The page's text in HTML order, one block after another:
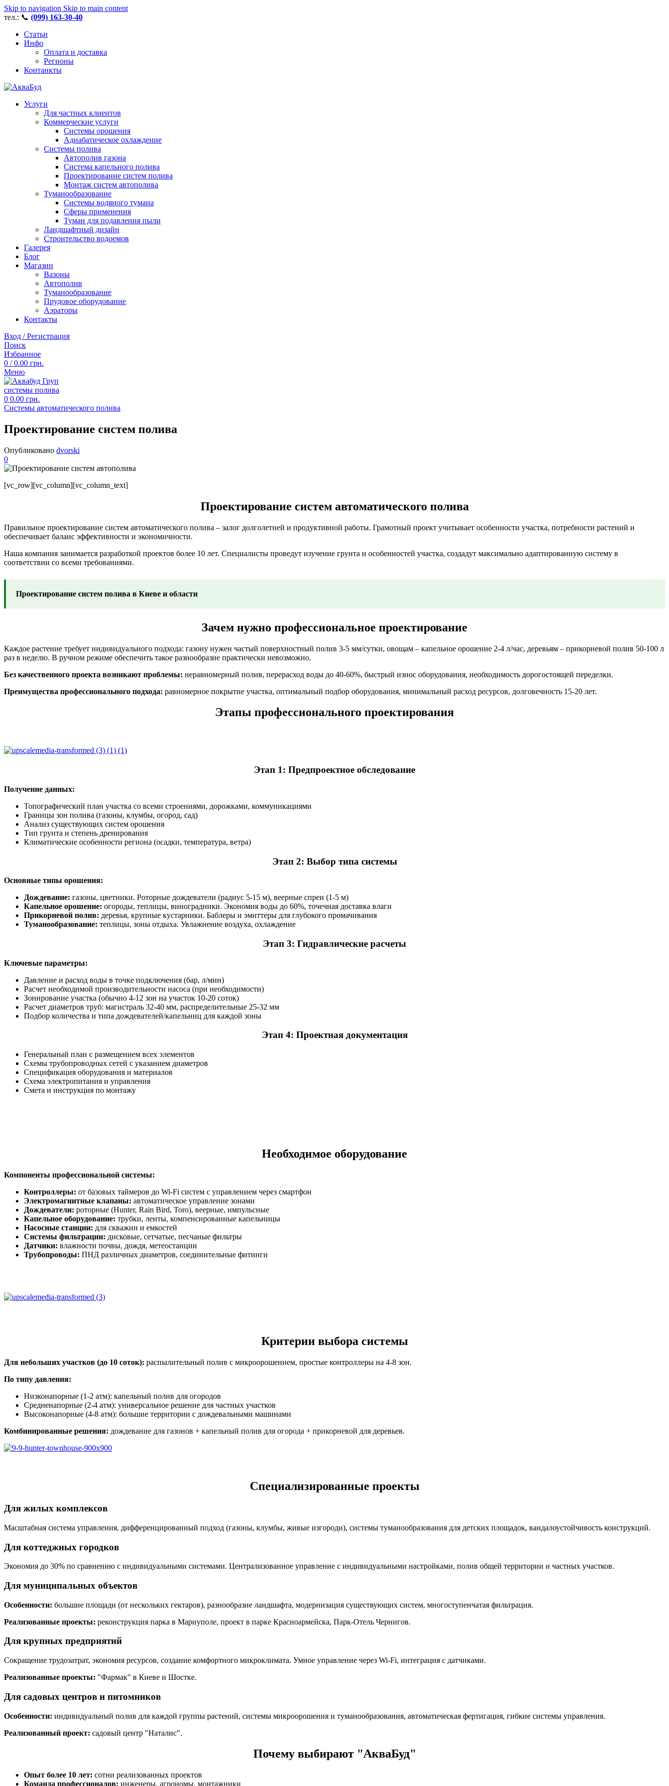
Skip to navigation Skip to main content
тел.: 📞 (099) 163-30-40
Статьи
Инфо
Оплата и доставка
Регионы
Контанкты
Услуги
Для частных клиентов
Коммерческие услуги
Системы орошения
Адиабатическое охлаждение
Системы полива
Автополив газона
Система капельного полива
Проектирование систем полива
Монтаж систем автополива
Туманообразование
Системы водяного тумана
Сферы применения
Туман для подавления пыли
Ландшафтный дизайн
Строительство водоемов
Галерея
Блог
Магазин
Вазоны
Автополив
Туманообразование
Прудовое оборудование
Аэраторы
Контакты
Вход / Регистрация
Поиск
Избранное
0 / 0.00 грн.
Меню
0 0.00 грн.
Системы автоматического полива
Проектирование систем полива
Опубликовано dvorski
0
[vc_row][vc_column][vc_column_text]
Проектирование систем автоматического полива
Правильное проектирование систем автоматического полива – залог долголетней и продуктивной работы. Грамотный проект учитывает особенности участка, потребности растений и
обеспечивает баланс эффективности и экономичности.
Наша компания занимается разработкой проектов более 10 лет. Специалисты проведут изучение грунта и особенностей участка, создадут максимально адаптированную систему в
соответствии со всеми требованиями.
Проектирование систем полива в Киеве и области
Зачем нужно профессиональное проектирование
Каждое растение требует индивидуального подхода: газону нужен частый поверхностный полив 3-5 мм/сутки, овощам – капельное орошение 2-4 л/час, деревьям – прикорневой полив 50-100 л
раз в неделю. В ручном режиме обеспечить такое разнообразие практически невозможно.
Без качественного проекта возникают проблемы: неравномерный полив, перерасход воды до 40-60%, быстрый износ оборудования, необходимость дорогостоящей переделки.
Преимущества профессионального подхода: равномерное покрытие участка, оптимальный подбор оборудования, минимальный расход ресурсов, долговечность 15-20 лет.
Этапы профессионального проектирования
Этап 1: Предпроектное обследование
Получение данных:
Топографический план участка со всеми строениями, дорожками, коммуникациями
Границы зон полива (газоны, клумбы, огород, сад)
Анализ существующих систем орошения
Тип грунта и степень дренирования
Климатические особенности региона (осадки, температура, ветра)
Этап 2: Выбор типа системы
Основные типы орошения:
Дождевание: газоны, цветники. Роторные дождеватели (радиус 5-15 м), веерные спреи (1-5 м)
Капельное орошение: огороды, теплицы, виноградники. Экономия воды до 60%, точечная доставка влаги
Прикорневой полив: деревья, крупные кустарники. Баблеры и эмиттеры для глубокого промачивания
Туманообразование: теплицы, зоны отдыха. Увлажнение воздуха, охлаждение
Этап 3: Гидравлические расчеты
Ключевые параметры:
Давление и расход воды в точке подключения (бар, л/мин)
Расчет необходимой производительности насоса (при необходимости)
Зонирование участка (обычно 4-12 зон на участок 10-20 соток)
Расчет диаметров труб: магистраль 32-40 мм, распределительные 25-32 мм
Подбор количества и типа дождевателей/капельниц для каждой зоны
Этап 4: Проектная документация
Генеральный план с размещением всех элементов
Схемы трубопроводных сетей с указанием диаметров
Спецификация оборудования и материалов
Схема электропитания и управления
Смета и инструкция по монтажу
Необходимое оборудование
Компоненты профессиональной системы:
Контроллеры: от базовых таймеров до Wi-Fi систем с управлением через смартфон
Электромагнитные клапаны: автоматическое управление зонами
Дождеватели: роторные (Hunter, Rain Bird, Toro), веерные, импульсные
Капельное оборудование: трубки, ленты, компенсированные капельницы
Насосные станции: для скважин и емкостей
Системы фильтрации: дисковые, сетчатые, песчаные фильтры
Датчики: влажности почвы, дождя, метеостанции
Трубопроводы: ПНД различных диаметров, соединительные фитинги
Критерии выбора системы
Для небольших участков (до 10 соток): распылительный полив с микроорошением, простые контроллеры на 4-8 зон.
По типу давления:
Низконапорные (1-2 атм): капельный полив для огородов
Средненапорные (2-4 атм): универсальное решение для частных участков
Высоконапорные (4-8 атм): большие территории с дождевальными машинами
Комбинированные решения: дождевание для газонов + капельный полив для огорода + прикорневой для деревьев.
Специализированные проекты
Для жилых комплексов
Масштабная система управления, дифференцированный подход (газоны, клумбы, живые изгороди), системы туманообразования для детских площадок, вандалоустойчивость конструкций.
Для коттеджных городков
Экономия до 30% по сравнению с индивидуальными системами. Централизованное управление с индивидуальными настройками, полив общей территории и частных участков.
Для муниципальных объектов
Особенности: большие площади (от нескольких гектаров), разнообразие ландшафта, модернизация существующих систем, многоступенчатая фильтрация.
Реализованные проекты: реконструкция парка в Мариуполе, проект в парке Красноармейска, Парк-Отель Чернигов.
Для крупных предприятий
Сокращение трудозатрат, экономия ресурсов, создание комфортного микроклимата. Умное управление через Wi-Fi, интеграция с датчиками.
Реализованные проекты: "Фармак" в Киеве и Шостке.
Для садовых центров и питомников
Особенности: индивидуальный полив для каждой группы растений, системы микроорошения и туманообразования, автоматическая фертигация, гибкие системы управления.
Реализованный проект: садовый центр "Наталис".
Почему выбирают "АкваБуд"
Опыт более 10 лет: сотни реализованных проектов
Команда профессионалов: инженеры, агрономы, монтажники